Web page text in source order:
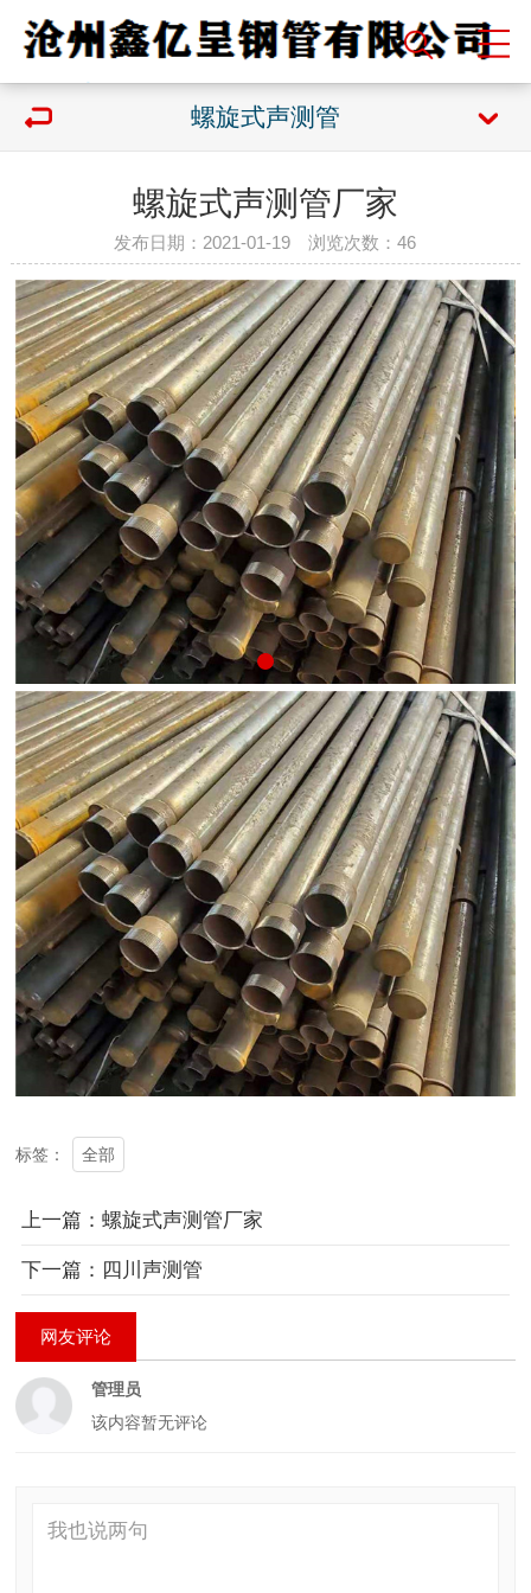
螺旋式声测管
螺旋式声测管厂家
发布日期：2021-01-19 浏览次数：46
标签： 全部
上一篇：螺旋式声测管厂家
下一篇：四川声测管
网友评论
管理员
该内容暂无评论